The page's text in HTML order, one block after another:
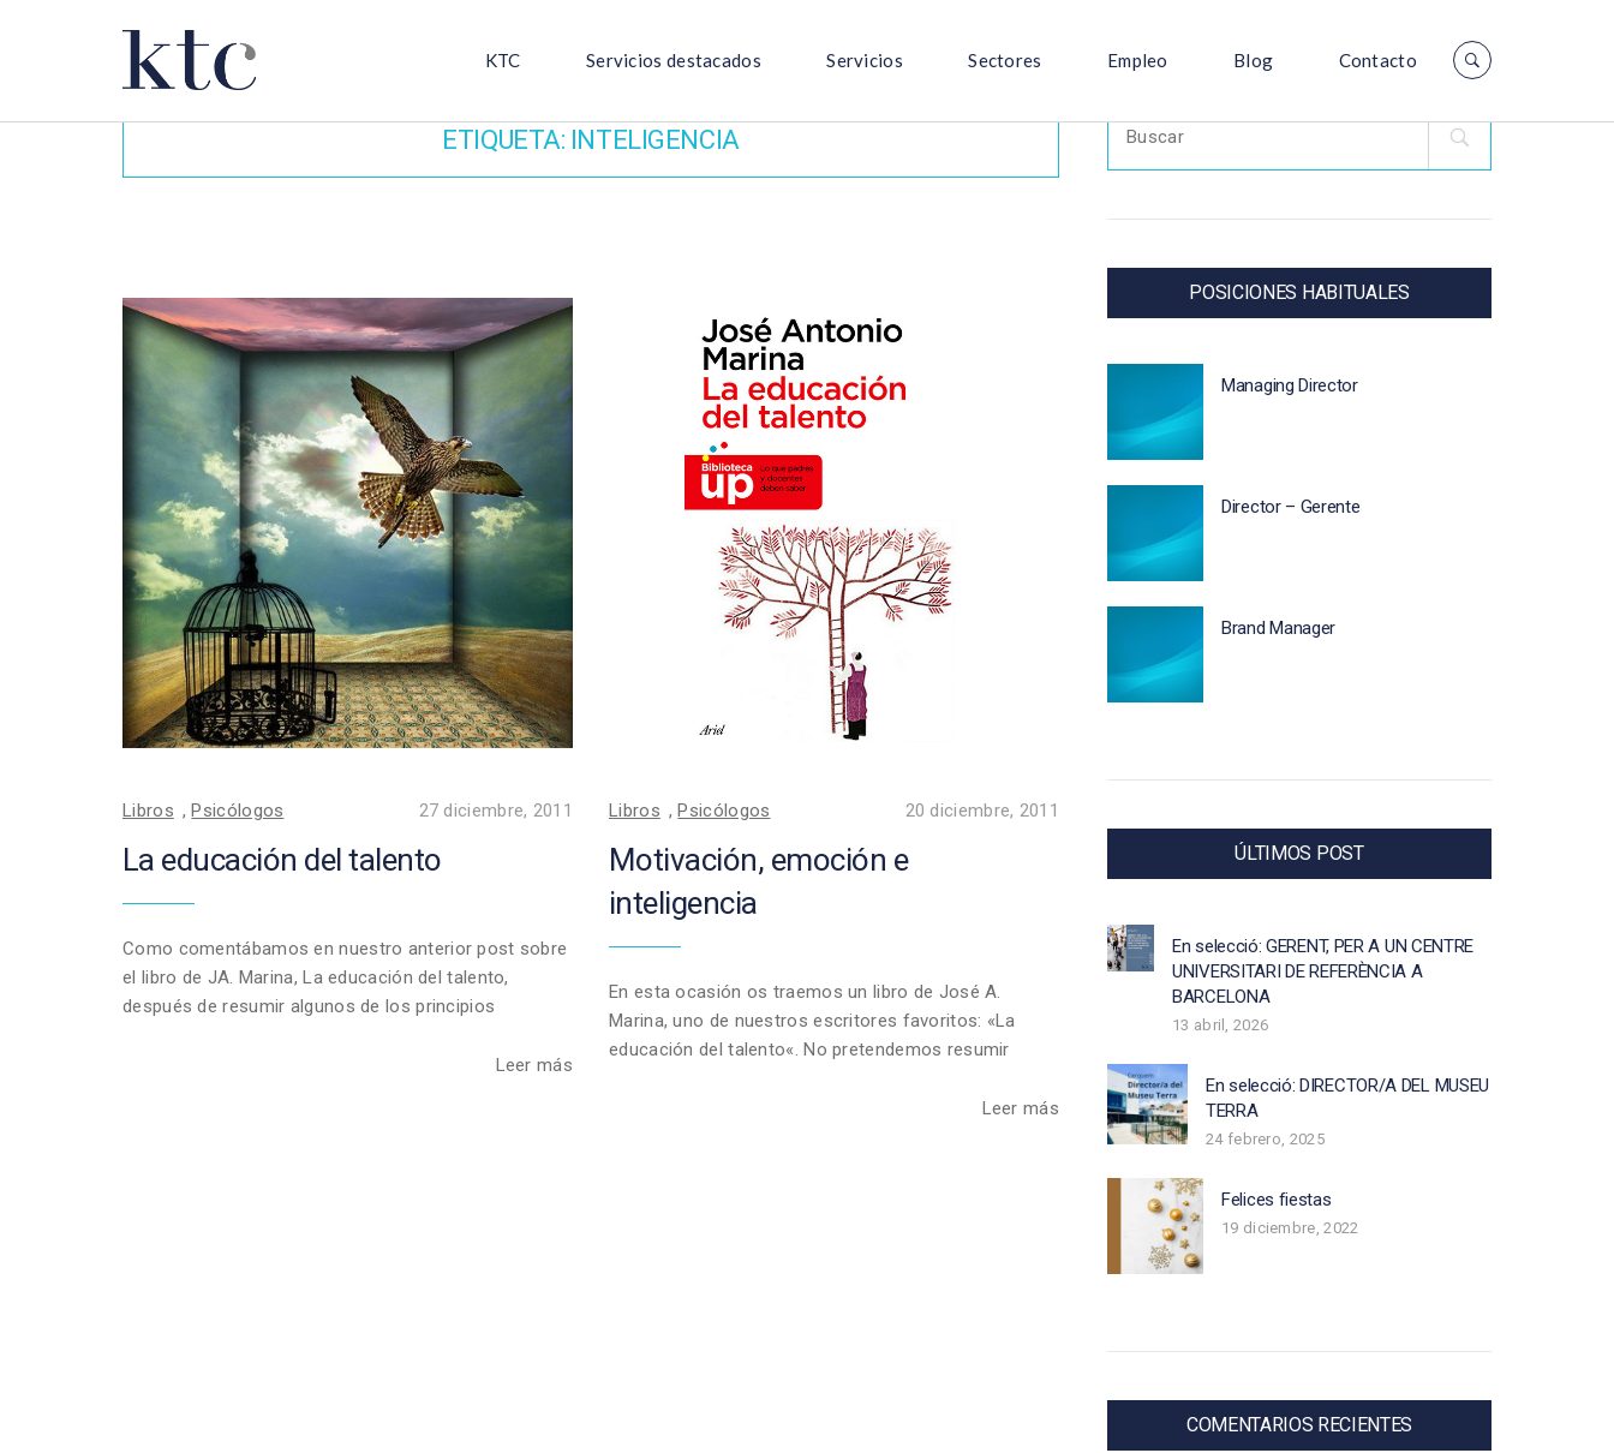
KTC Servicios destacados Servicios Sectores Empleo Blog Contacto
ETIQUETA: INTELIGENCIA
Libros ,Psicólogos 27 diciembre, 2011
La educación del talento
Como comentábamos en nuestro anterior post sobre
el libro de JA. Marina, La educación del talento,
después de resumir algunos de los principios
Leer más
Libros ,Psicólogos 20 diciembre, 2011
Motivación, emoción e
inteligencia
En esta ocasión os traemos un libro de José A.
Marina, uno de nuestros escritores favoritos: «La
educación del talento«. No pretendemos resumir
Leer más
Search
for:
POSICIONES HABITUALES
Managing Director
Director – Gerente
Brand Manager
ÚLTIMOS POST
En selecció: GERENT, PER A UN CENTRE
UNIVERSITARI DE REFERÈNCIA A
BARCELONA
13 abril, 2026
En selecció: DIRECTOR/A DEL MUSEU
TERRA
24 febrero, 2025
Felices fiestas
19 diciembre, 2022
COMENTARIOS RECIENTES